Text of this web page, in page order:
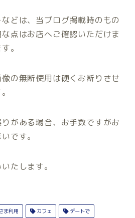
どは、当ブログ掲載時のもの
点はお店へご確認いただけま
。
の無断使用は硬くお断りさせ
がある場合、お手数ですがお
です。
たします。
ま利用 カフェ デートで